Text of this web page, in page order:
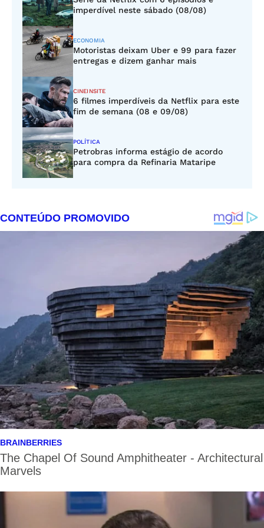
imperdível neste sábado (08/08)
ECONOMIA
Motoristas deixam Uber e 99 para fazer
entregas e dizem ganhar mais
CINEINSITE
6 filmes imperdíveis da Netflix para este
fim de semana (08 e 09/08)
POLÍTICA
Petrobras informa estágio de acordo
para compra da Refinaria Mataripe